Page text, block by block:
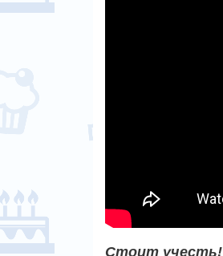
Стоит учесть!